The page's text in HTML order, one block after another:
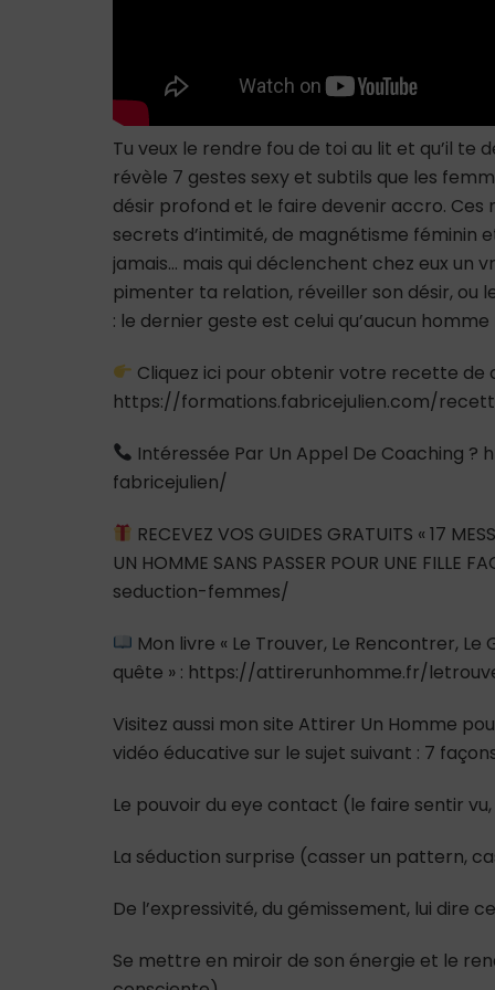
Tu veux le rendre fou de toi au lit et qu’il te
révèle 7 gestes sexy et subtils que les
désir profond et le faire devenir accro. Ces
secrets d’intimité, de magnétisme féminin
jamais… mais qui déclenchent chez eux un
pimenter ta relation, réveiller son désir, ou
: le dernier geste est celui qu’aucun homme
Cliquez ici pour obtenir votre recette de
https://formations.fabricejulien.com/
Intéressée Par Un Appel De Coaching
fabricejulien/
RECEVEZ VOS GUIDES GRATUITS « 17
UN HOMME SANS PASSER POUR UNE FILLE
seduction-femmes/
Mon livre « Le Trouver, Le Rencontrer,
quête » : https://attirerunhomme.fr/
Visitez aussi mon site Attirer Un Homme
vidéo éducative sur le sujet suivant : 7
Le pouvoir du eye contact (le faire sentir
La séduction surprise (casser un pattern,
De l’expressivité, du gémissement, lui dire
Se mettre en miroir de son énergie et le